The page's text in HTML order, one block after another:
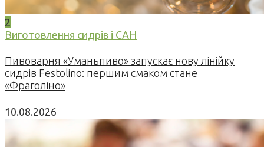
2
Виготовлення сидрів і САН
Пивоварня «Уманьпиво» запускає нову лінійку
сидрів Festolino: першим смаком стане
«Фраголіно»
10.08.2026